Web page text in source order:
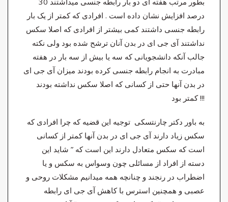
درصد افزایش نشان داده است . افرادی که کمتر از یک بار
رابطه جنسی داشتند کمی بیشتر از افرادی که اصلا سکس
نداشتند آی جی ای در بدن آنان ترشح شده بود ولی نکته
جالب آنکه دانشجویانی که سه یا بیش از سه بار در هفته
مبادرت به انجام رابطه جنسی کرده بودند میزان آی جی ای
در بدن آنها حتی از کسانی که اصلا سکس نداشته بودند
کمتر بود !!!
به باور دکتر چارنتسکی توجیه این قضیه که چرا افرادی که
سکس زیاد دارند آی جی ای در بدن آنها کمتر از کسانی
است که سکس متعادل دارند این است که ” شاید این
دسته از افراد از مسائلی چون وسواس به سکس و یا
اضطراب در رنجند و چنانچه همه میدانیم مشکلات روحی و
عصبی و همچنین استرس با کاهش آی جی ای رابطه